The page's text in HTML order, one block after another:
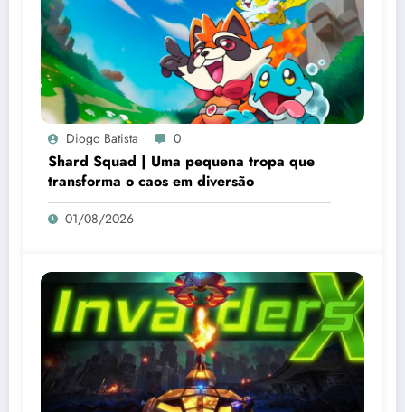
Diogo Batista 0
Shard Squad | Uma pequena tropa que
transforma o caos em diversão
01/08/2026